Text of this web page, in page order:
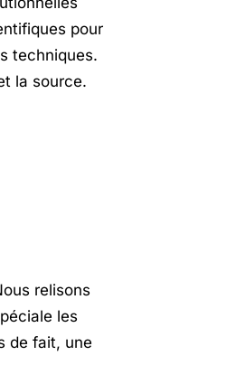
pour
techniques.
la source.
relisons
les
de fait, une